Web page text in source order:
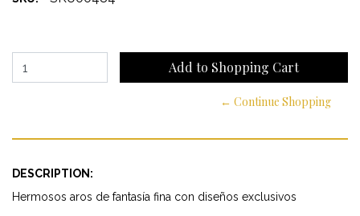
← Continue Shopping
DESCRIPTION:
Hermosos aros de fantasía fina con diseños exclusivos